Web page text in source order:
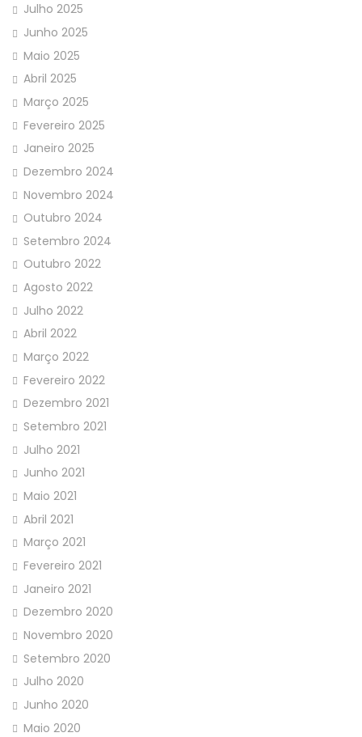
Julho 2025
Junho 2025
Maio 2025
Abril 2025
Março 2025
Fevereiro 2025
Janeiro 2025
Dezembro 2024
Novembro 2024
Outubro 2024
Setembro 2024
Outubro 2022
Agosto 2022
Julho 2022
Abril 2022
Março 2022
Fevereiro 2022
Dezembro 2021
Setembro 2021
Julho 2021
Junho 2021
Maio 2021
Abril 2021
Março 2021
Fevereiro 2021
Janeiro 2021
Dezembro 2020
Novembro 2020
Setembro 2020
Julho 2020
Junho 2020
Maio 2020